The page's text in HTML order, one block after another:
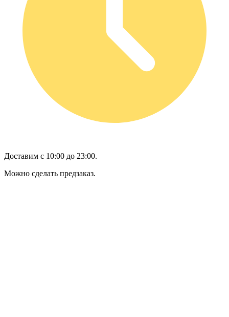
Доставим с 10:00 до 23:00.
Можно сделать предзаказ.